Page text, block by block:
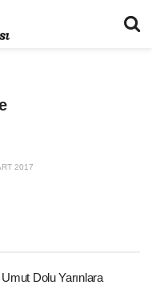
2017
Dolu Yarınlara